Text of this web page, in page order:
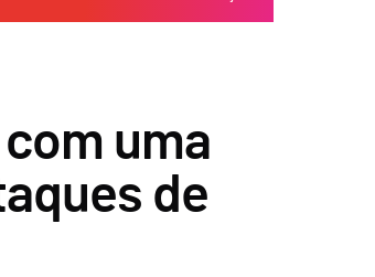
uma
de